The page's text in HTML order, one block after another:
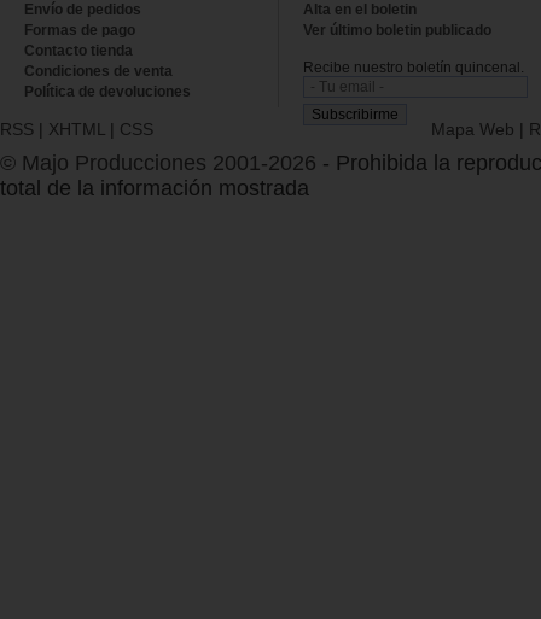
Envío de pedidos
Formas de pago
Contacto tienda
Condiciones de venta
Política de devoluciones
Alta en el boletin
Ver último boletin publicado
Recibe nuestro boletín quincenal.
RSS | XHTML | CSS Mapa Web |
© Majo Producciones 2001-2026 - Prohibida la
total de la información mostrada